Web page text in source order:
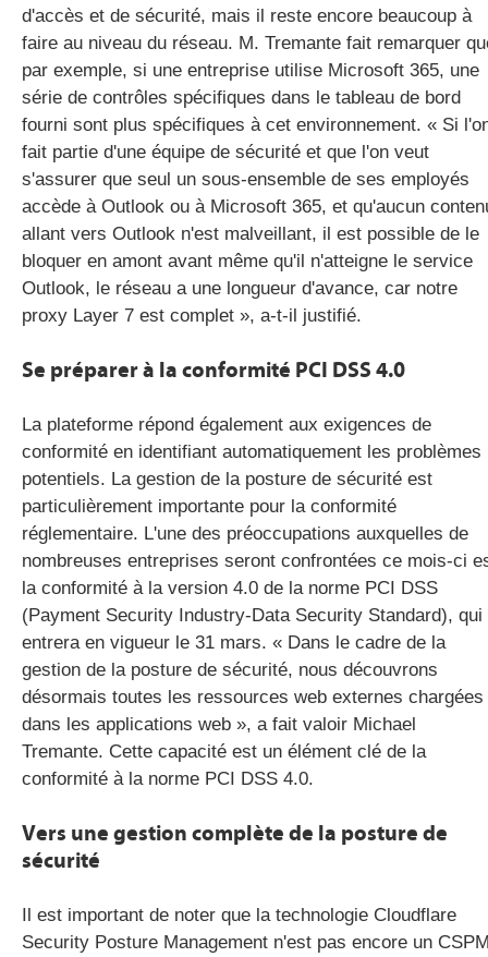
d'accès et de sécurité, mais il reste encore beaucoup à
faire au niveau du réseau. M. Tremante fait remarquer
par exemple, si une entreprise utilise Microsoft 365, une
série de contrôles spécifiques dans le tableau de bord
fourni sont plus spécifiques à cet environnement. « Si
fait partie d'une équipe de sécurité et que l'on veut
s'assurer que seul un sous-ensemble de ses employés
accède à Outlook ou à Microsoft 365, et qu'aucun
allant vers Outlook n'est malveillant, il est possible de le
bloquer en amont avant même qu'il n'atteigne le service
Outlook, le réseau a une longueur d'avance, car notre
proxy Layer 7 est complet », a-t-il justifié.
Se préparer à la conformité PCI DSS 4.0
La plateforme répond également aux exigences de
conformité en identifiant automatiquement les problèmes
potentiels. La gestion de la posture de sécurité est
particulièrement importante pour la conformité
réglementaire. L'une des préoccupations auxquelles de
nombreuses entreprises seront confrontées ce mois-ci
la conformité à la version 4.0 de la norme PCI DSS
(Payment Security Industry-Data Security Standard), qui
entrera en vigueur le 31 mars. « Dans le cadre de la
gestion de la posture de sécurité, nous découvrons
désormais toutes les ressources web externes chargées
dans les applications web », a fait valoir Michael
Tremante. Cette capacité est un élément clé de la
conformité à la norme PCI DSS 4.0.
Vers une gestion complète de la posture de
sécurité
Il est important de noter que la technologie Cloudflare
Security Posture Management n'est pas encore un